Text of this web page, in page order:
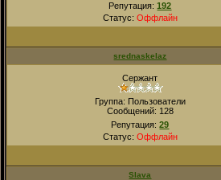
Репутация:192
Статус: Оффлайн
srednaskelaz
Сержант
Группа: Пользователи
Сообщений: 128
Репутация:29
Статус: Оффлайн
Slava